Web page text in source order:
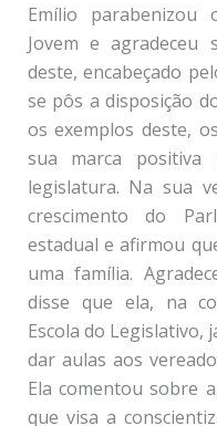
Emílio parabenizou
Jovem e agradeceu
deste, encabeçado
se pôs a disposição
os exemplos deste,
sua marca positiva
legislatura. Na sua
crescimento do
estadual e afirmou
uma família.
disse que ela, na
Escola do Legislativo,
dar aulas aos
Ela comentou sobre
que visa a